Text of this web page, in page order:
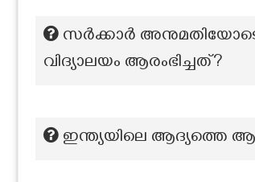
സർക്കാർ അനുമതിയോടെ
വിദ്യാലയം ആരംഭിച്ചത്?
ഇന്ത്യയിലെ ആദ്യത്തെ